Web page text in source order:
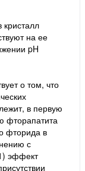
на ее
pH
о том, что
в первую
фторапатита
фторида в
с
эффект